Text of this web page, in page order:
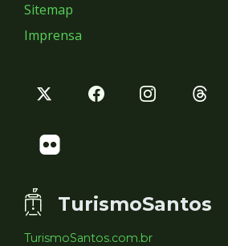
Sitemap
Imprensa
TurismoSantos
TurismoSantos.com.br